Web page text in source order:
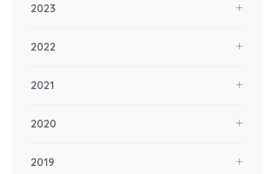
2023
2022
2021
2020
2019